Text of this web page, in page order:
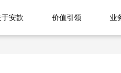
于安歆 价值引领 业